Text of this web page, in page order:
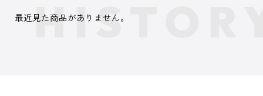
最近見た商品がありません。